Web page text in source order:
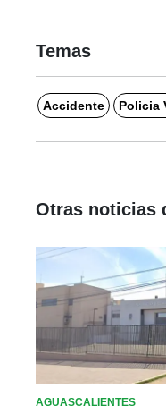
Temas
Accidente Policia
Otras noticias
AGUASCALIENTES